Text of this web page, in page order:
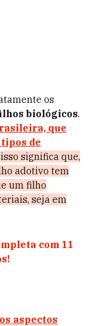
os
biológicos.
que
de
significa que,
adotivo tem
um filho
seja em
com 11
aspectos